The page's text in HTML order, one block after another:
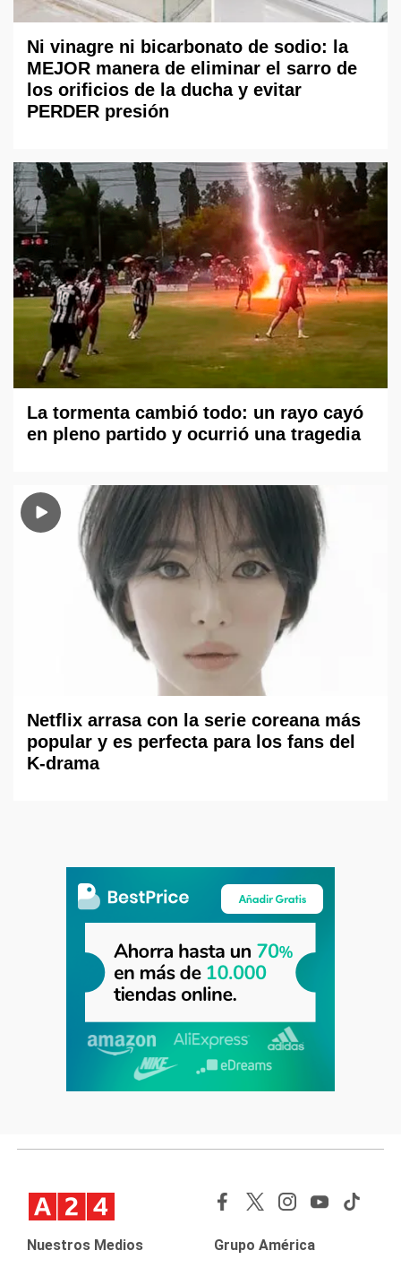
Ni vinagre ni bicarbonato de sodio: la
MEJOR manera de eliminar el sarro de
los orificios de la ducha y evitar
PERDER presión
La tormenta cambió todo: un rayo cayó
en pleno partido y ocurrió una tragedia
Netflix arrasa con la serie coreana más
popular y es perfecta para los fans del
K-drama
Nuestros Medios Grupo América